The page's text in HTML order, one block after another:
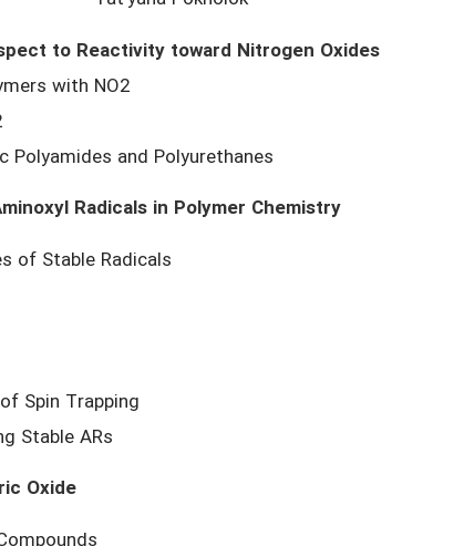
to Reactivity toward Nitrogen Oxides
with NO2
and Polyurethanes
Radicals in Polymer Chemistry
of Stable Radicals
Spin Trapping
Stable ARs
Oxide